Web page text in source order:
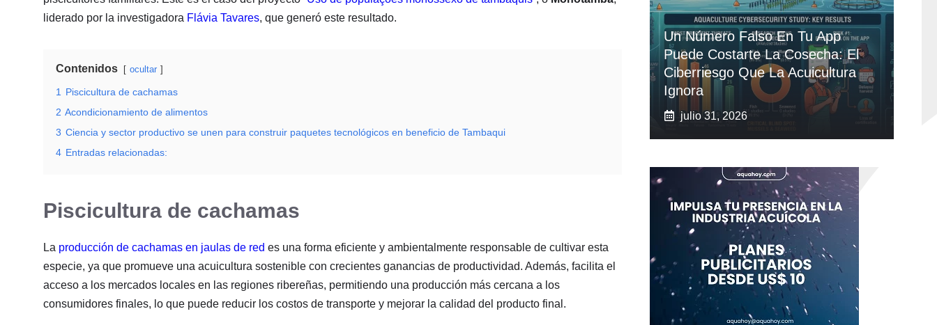
liderado por la investigadora Flávia Tavares, que generó este resultado.
Contenidos ocultar
1
Piscicultura de cachamas
2 Acondicionamiento de alimentos
3 Ciencia y sector productivo se unen para construir paquetes tecnológicos en beneficio de Tambaqui
4 Entradas relacionadas:
Piscicultura de cachamas
La producción de cachamas en jaulas de red es una forma eficiente y ambientalmente responsable de cultivar esta
especie, ya que promueve una acuicultura sostenible con crecientes ganancias de productividad. Además, facilita el
acceso a los mercados locales en las regiones ribereñas, permitiendo una producción más cercana a los
consumidores finales, lo que puede reducir los costos de transporte y mejorar la calidad del producto final.
Un Número Falso En Tu App
Puede Costarte La Cosecha: El
Ciberriesgo Que La Acuicultura
Ignora
julio 31, 2026